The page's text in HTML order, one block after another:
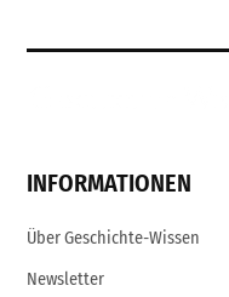
INFORMATIONEN
Über Geschichte-Wissen
Newsletter